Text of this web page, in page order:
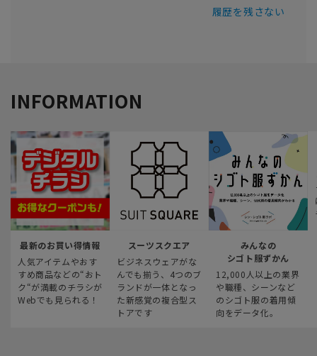
履歴を残さない
INFORMATION
最新のお買い得情報
人気アイテムやおす
すめ商品などの“おト
ク“が満載のチラシが
Webでも見られる！
スーツスクエア
ビジネスウェアがな
んでも揃う、4つのブ
ランドが一体となっ
た新感覚の複合型ス
トアです
みんなの
シゴト服ずかん
12,000人以上の業界
や職種、シーンなど
のシゴト服の着用傾
向をデータ化。